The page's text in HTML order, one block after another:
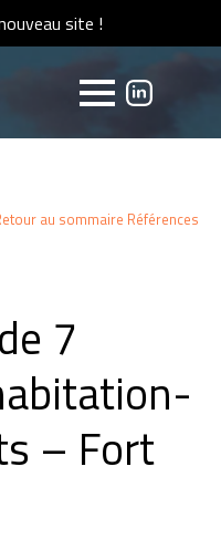
site !
site !
au sommaire Références
7
– Fort